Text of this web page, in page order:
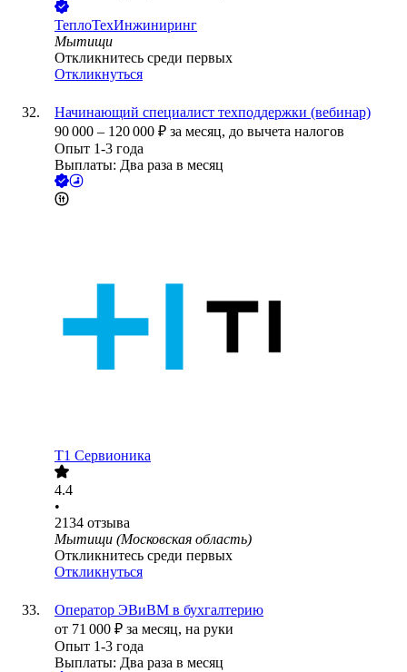
ТеплоТехИнжиниринг
Мытищи
Откликнитесь среди первых
Откликнуться
Начинающий специалист техподдержки (вебинар)
90 000 – 120 000 ₽ за месяц, до вычета налогов
Опыт 1-3 года
Выплаты: Два раза в месяц
Т1 Сервионика
4.4
•
2134 отзыва
Мытищи (Московская область)
Откликнитесь среди первых
Откликнуться
Оператор ЭВиВМ в бухгалтерию
от 71 000 ₽ за месяц, на руки
Опыт 1-3 года
Выплаты: Два раза в месяц